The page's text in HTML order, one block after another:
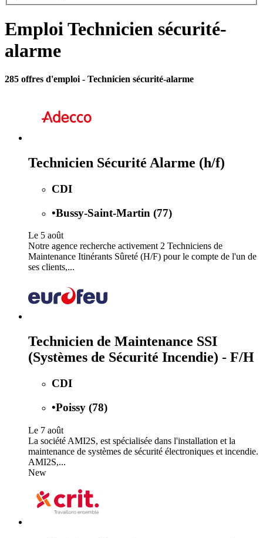
Emploi Technicien sécurité-
alarme
285 offres d'emploi - Technicien sécurité-alarme
Technicien Sécurité Alarme (h/f)
CDI
•Bussy-Saint-Martin (77)
Le 5 août
Notre agence recherche activement 2 Techniciens de
Maintenance Itinérants Sûreté (H/F) pour le compte de l'un de
ses clients,...
Technicien de Maintenance SSI
(Systèmes de Sécurité Incendie) - F/H
CDI
•Poissy (78)
Le 7 août
La société AMI2S, est spécialisée dans l'installation et la
maintenance de systèmes de sécurité électroniques et incendie.
AMI2S,...
New